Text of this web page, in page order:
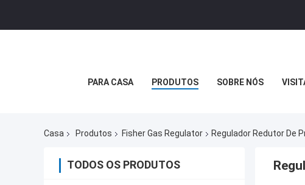
PARA CASA PRODUTOS SOBRE NÓS
Casa Produtos Fisher Gas Regulator Regulador Redutor De
TODOS OS PRODUTOS